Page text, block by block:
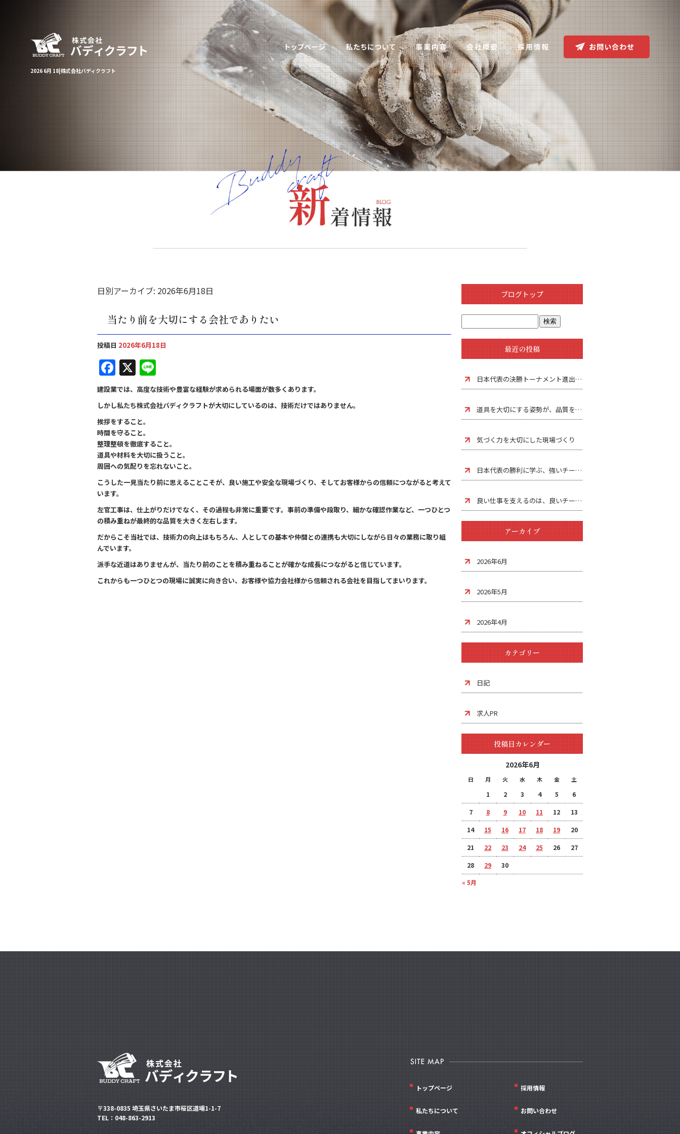
2026 6月 18|株式会社バディクラフト
日別アーカイブ: 2026年6月18日
当たり前を大切にする会社でありたい
投稿日 2026年6月18日
F
a
c
e
b
o
o
k
X
n
e
建設業では、高度な技術や豊富な経験が求められる場面が数多くあります。
しかし私たち株式会社バディクラフトが大切にしているのは、技術だけではありません。
挨拶をすること。
時間を守ること。
整理整頓を徹底すること。
道具や材料を大切に扱うこと。
周囲への気配りを忘れないこと。
こうした一見当たり前に思えることこそが、良い施工や安全な現場づくり、そしてお客様からの信頼につながると考えて
います。
左官工事は、仕上がりだけでなく、その過程も非常に重要です。事前の準備や段取り、細かな確認作業など、一つひとつ
の積み重ねが最終的な品質を大きく左右します。
だからこそ当社では、技術力の向上はもちろん、人としての基本や仲間との連携も大切にしながら日々の業務に取り組
んでいます。
派手な近道はありませんが、当たり前のことを積み重ねることが確かな成長につながると信じています。
これからも一つひとつの現場に誠実に向き合い、お客様や協力会社様から信頼される会社を目指してまいります。
ブログトップ
最近の投稿
日本代表の決勝トーナメント進出に学ぶ、次のステージへの意識
道具を大切にする姿勢が、品質をつくる。
気づく力を大切にした現場づくり
日本代表の勝利に学ぶ、強いチームづくり
良い仕事を支えるのは、良いチームワークです
アーカイブ
2026年6月
2026年5月
2026年4月
カテゴリー
日記
求人PR
投稿日カレンダー
2026年6月
日 月 火 水 木 金 土
« 5月
1 2 3 4 5 6
7 8 9 10 11 12 13
14 15 16 17 18 19 20
21 22 23 24 25 26 27
28 29 30
トップページ
私たちについて
採用情報
お問い合わせ
〒338-0835 埼玉県さいたま市桜区道場1-1-7
TEL：048-863-2913